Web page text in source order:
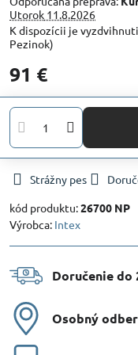
Utorok 11.8.2026
Pezinok)
91 €
Strážny pes
kód produktu:26700 NP
Výrobca: Intex
Doručenie do
Osobný